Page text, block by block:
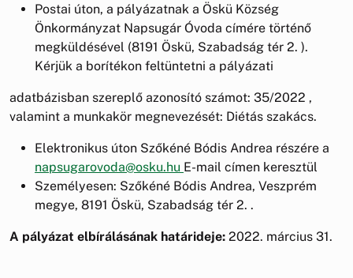
Postai úton, a pályázatnak a Öskü Község
Önkormányzat Napsugár Óvoda címére történő
megküldésével (8191 Öskü, Szabadság tér 2. ).
Kérjük a borítékon feltüntetni a pályázati
adatbázisban szereplő azonosító számot: 35/2022 ,
valamint a munkakör megnevezését: Diétás szakács.
Elektronikus úton Szőkéné Bódis Andrea részére a
napsugarovoda@osku.hu E-mail címen keresztül
Személyesen: Szőkéné Bódis Andrea, Veszprém
megye, 8191 Öskü, Szabadság tér 2. .
A pályázat elbírálásának határideje: 2022. március 31.